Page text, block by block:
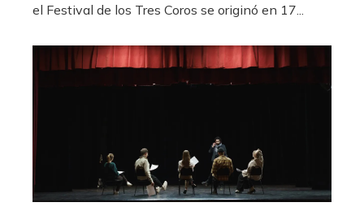
el Festival de los Tres Coros se originó en 17...